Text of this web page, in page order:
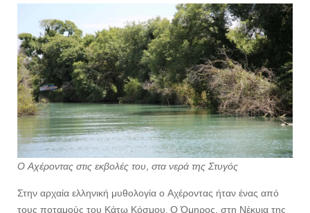
Ο Αχέροντας στις εκβολές του, στα νερά της Στυγός
Στην αρχαία ελληνική μυθολογία ο Αχέροντας ήταν ένας από
τους ποταμούς του Κάτω Κόσμου. Ο Όμηρος, στη Νέκυια της